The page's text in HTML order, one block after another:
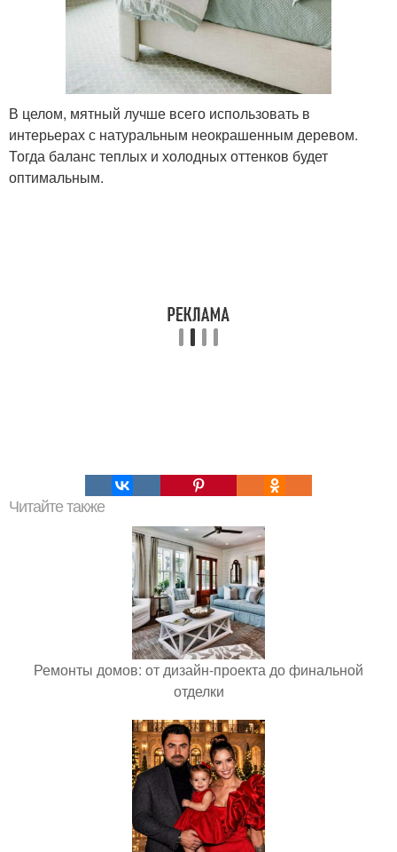
В целом, мятный лучше всего использовать в
интерьерах с натуральным неокрашенным деревом.
Тогда баланс теплых и холодных оттенков будет
оптимальным.
Читайте также
Ремонты домов: от дизайн-проекта до финальной
отделки